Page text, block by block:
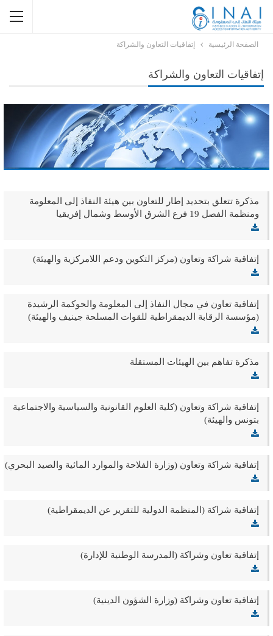
الصفحة الرئيسية إتفاقيات التعاون والشراكة
إتفاقيات التعاون والشراكة
مذكرة تتعلق بتحديد إطار للتعاون بين هيئة النفاذ إلى المعلومة
ومنظمة الفصل 19 فرع الشرق الأوسط وشمال إفريقيا
إتفاقية شراكة وتعاون (مركز التكوين ودعم اللامركزية والهيئة)
إتفاقية تعاون في مجال النفاذ إلى المعلومة والحوكمة الرشيدة
(مؤسسة الرقابة الديمقراطية للقوات المسلحة جينيف والهيئة)
مذكرة تفاهم بين الهيئات المستقلة
إتفاقية شراكة وتعاون (كلية العلوم القانونية والسياسية والاجتماعية
بتونس والهيئة)
إتفاقية شراكة وتعاون (وزارة الفلاحة والموارد المائية والصيد البحري)
إتفاقية شراكة (المنظمة الدولية للتقرير عن الديمقراطية)
إتفاقية تعاون وشراكة (المدرسة الوطنية للإدارة)
إتفاقية تعاون وشراكة (وزارة الشؤون الدينية)